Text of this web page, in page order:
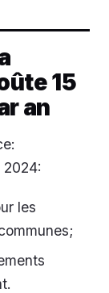
15
an
2024:
les